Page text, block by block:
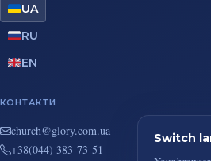
UA
RU
EN
КОНТАКТИ
au.moc.yrolg@hcruhc
+38(044) 383-73-51
Switch